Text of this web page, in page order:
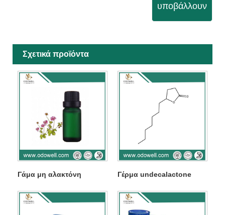
υποβάλλουν
Σχετικά προϊόντα
Γάμα μη αλακτόνη Γέρμα undecalactone